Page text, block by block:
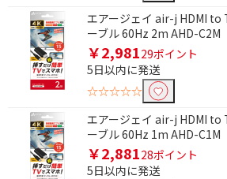
エアージェイ air-j HDMI to
ーブル 60Hz 2m AHD-C2M
￥2,98129ポイント
5日以内に発送
☆☆☆☆☆
エアージェイ air-j HDMI to
ーブル 60Hz 1m AHD-C1M
￥2,88128ポイント
5日以内に発送